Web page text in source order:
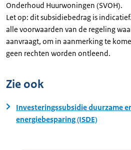
Onderhoud Huurwoningen (SVOH).
Let op: dit subsidiebedrag is
alle voorwaarden van de regeling
aanvraagt, om in aanmerking te
geen rechten worden ontleend.
Zie ook
Investeringssubsidie duurzame
energiebesparing (ISDE)